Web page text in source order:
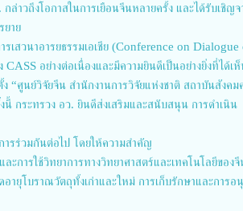
าวถึงโอกาสในการเยือนจีนหลายครั้ง และได้รับเชิญจ
ยาย
เสวนาอารยธรรมเอเชีย (Conference on Dialogue
อย่างต่อเนื่องและมีความยินดีเป็นอย่างยิ่งที่ได้เ
“ศูนย์วิจัยจีน สำนักงานการวิจัยแห่งชาติ สถาบันสังคม
กระทรวง อว. ยินดีส่งเสริมและสนับสนุน การดำเนิน
ารร่วมกันต่อไป โดยให้ความสำคัญ
การใช้วิทยาการทางวิทยาศาสตร์และเทคโนโลยีของจี
ยุโบราณวัตถุทั้งเก่าและใหม่ การเก็บรักษาและการอ